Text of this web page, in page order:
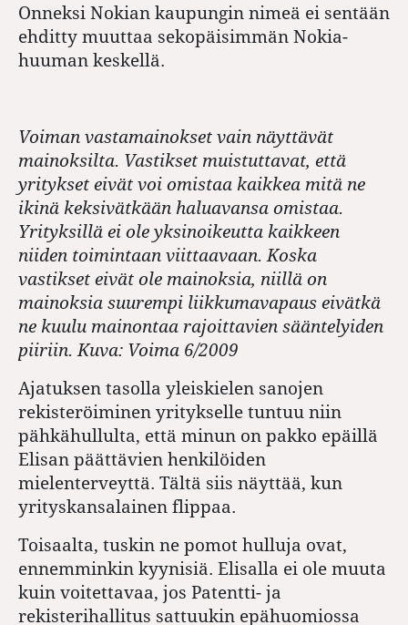
Onneksi Nokian kaupungin nimeä ei sentään
ehditty muuttaa sekopäisimmän Nokia-
huuman keskellä.
Voiman vastamainokset vain näyttävät
mainoksilta. Vastikset muistuttavat, että
yritykset eivät voi omistaa kaikkea mitä ne
ikinä keksivätkään haluavansa omistaa.
Yrityksillä ei ole yksinoikeutta kaikkeen
niiden toimintaan viittaavaan. Koska
vastikset eivät ole mainoksia, niillä on
mainoksia suurempi liikkumavapaus eivätkä
ne kuulu mainontaa rajoittavien sääntelyiden
piiriin. Kuva: Voima 6/2009
Ajatuksen tasolla yleiskielen sanojen
rekisteröiminen yritykselle tuntuu niin
pähkähullulta, että minun on pakko epäillä
Elisan päättävien henkilöiden
mielenterveyttä. Tältä siis näyttää, kun
yrityskansalainen flippaa.
Toisaalta, tuskin ne pomot hulluja ovat,
ennemminkin kyynisiä. Elisalla ei ole muuta
kuin voitettavaa, jos Patentti- ja
rekisterihallitus sattuukin epähuomiossa